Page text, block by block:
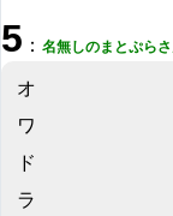
5 ： 名無しのまとぷら
オ
ワ
ド
ラ